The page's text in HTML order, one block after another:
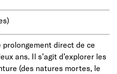
direct de ce
ans. Il s’agit d’explorer les
(des natures mortes, le